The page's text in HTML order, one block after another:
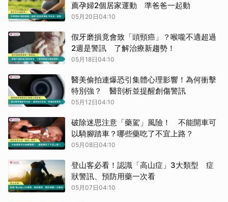
薦孕婦2個居家運動 準爸爸一起動
05月20日04:10
假牙磨損竟會致「頭頸癌」？喉嚨不適超過
2週是警訊 了解治療新趨勢！
05月18日04:10
醫美偷拍連爆恐引集體心理影響！為何衝擊
特別強？ 醫剖析並提醒創傷警訊
05月12日04:10
破除迷思注意「藥駕」風險！ 不能開車可
以騎腳踏車？哪些藥吃了不宜上路？
05月08日04:10
登山客必看！認識「高山症」3大類型 症
狀警訊、預防用藥一次看
05月07日04:10